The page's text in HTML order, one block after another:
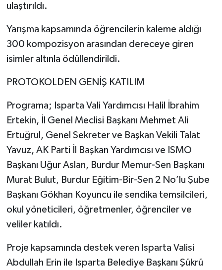
ulaştırıldı.
Yarışma kapsamında öğrencilerin kaleme aldığı
300 kompozisyon arasından dereceye giren
isimler altınla ödüllendirildi.
PROTOKOLDEN GENİŞ KATILIM
Programa; Isparta Vali Yardımcısı Halil İbrahim
Ertekin, İl Genel Meclisi Başkanı Mehmet Ali
Ertuğrul, Genel Sekreter ve Başkan Vekili Talat
Yavuz, AK Parti İl Başkan Yardımcısı ve ISMO
Başkanı Uğur Aslan, Burdur Memur-Sen Başkanı
Murat Bulut, Burdur Eğitim-Bir-Sen 2 No’lu Şube
Başkanı Gökhan Koyuncu ile sendika temsilcileri,
okul yöneticileri, öğretmenler, öğrenciler ve
veliler katıldı.
Proje kapsamında destek veren Isparta Valisi
Abdullah Erin ile Isparta Belediye Başkanı Şükrü